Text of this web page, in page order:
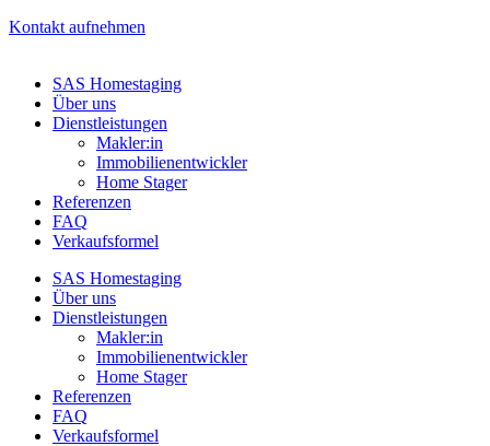
Kontakt aufnehmen
SAS Homestaging
Über uns
Dienstleistungen
Makler:in
Immobilienentwickler
Home Stager
Referenzen
FAQ
Verkaufsformel
SAS Homestaging
Über uns
Dienstleistungen
Makler:in
Immobilienentwickler
Home Stager
Referenzen
FAQ
Verkaufsformel